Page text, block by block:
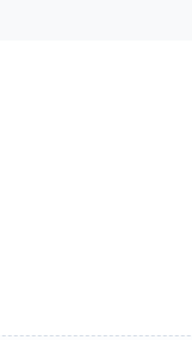
耐久（来源：用户提供痛
量+机械提醒满足健身